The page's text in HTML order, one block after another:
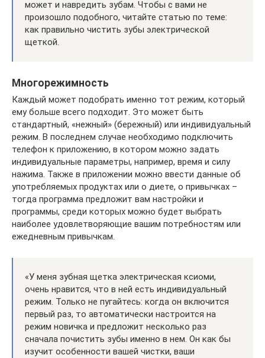
может и навредить зубам. Чтобы с вами не
произошло подобного, читайте статью по теме:
как правильно чистить зубы электрической
щеткой.
Многорежимность
Каждый может подобрать именно тот режим, который
ему больше всего подходит. Это может быть
стандартный, «нежный» (бережный) или индивидуальный
режим. В последнем случае необходимо подключить
телефон к приложению, в котором можно задать
индивидуальные параметры, например, время и силу
нажима. Также в приложении можно ввести данные об
употребляемых продуктах или о диете, о привычках –
тогда программа предложит вам настройки и
программы, среди которых можно будет выбрать
наиболее удовлетворяющие вашим потребностям или
ежедневным привычкам.
«У меня зубная щетка электрическая ксиоми,
очень нравится, что в ней есть индивидуальный
режим. Только не пугайтесь: когда он включится
первый раз, то автоматически настроится на
режим новичка и предложит несколько раз
сначала почистить зубы именно в нем. Он как бы
изучит особенности вашей чистки, ваши